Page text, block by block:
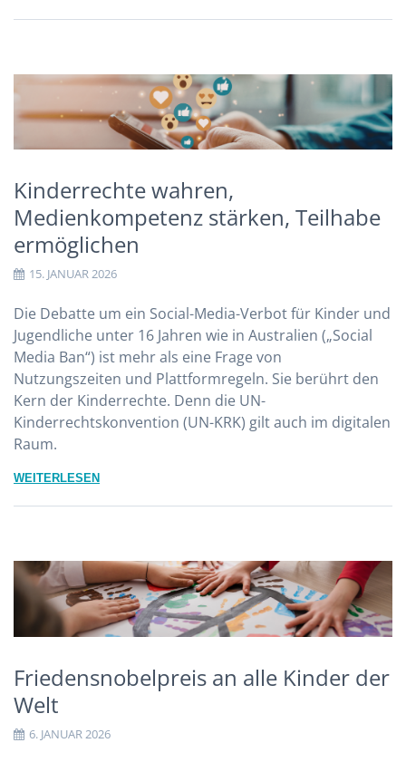
Kinderrechte wahren,
Medienkompetenz stärken, Teilhabe
ermöglichen
15. JANUAR 2026
Die Debatte um ein Social-Media-Verbot für Kinder und
Jugendliche unter 16 Jahren wie in Australien („Social
Media Ban“) ist mehr als eine Frage von
Nutzungszeiten und Plattformregeln. Sie berührt den
Kern der Kinderrechte. Denn die UN-
Kinderrechtskonvention (UN-KRK) gilt auch im digitalen
Raum.
WEITERLESEN
Friedensnobelpreis an alle Kinder der
Welt
6. JANUAR 2026